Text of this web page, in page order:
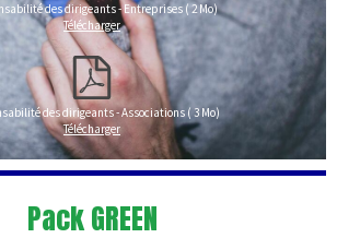
des dirigeants - Entreprises ( 2 Mo)
Télécharger
des dirigeants - Associations ( 3 Mo)
Télécharger
Pack GREEN